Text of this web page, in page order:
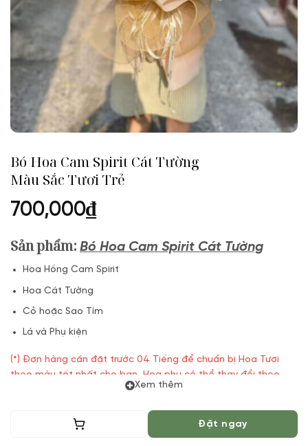
Bó Hoa Cam Spirit Cát Tường
Màu Sắc Tươi Trẻ
700,000₫
Sản phẩm: Bó Hoa Cam Spirit Cát Tường
Hoa Hồng Cam Spirit
Hoa Cát Tường
Cỏ hoặc Sao Tím
Lá và Phụ kiện
(*) Đơn hàng cần đặt trước 04 Tiếng để chuẩn bị Hoa Tươi
theo màu tốt nhất cho bạn, Hoa phụ có thể thay đổi theo
Mùa vụ. Vườn Hoa Tươi đảm bảo phong cách cắm, tone màu
khách hàng xác nhận trước khi cắm.
Xem thêm
Thêm vào giỏ Đặt ngay